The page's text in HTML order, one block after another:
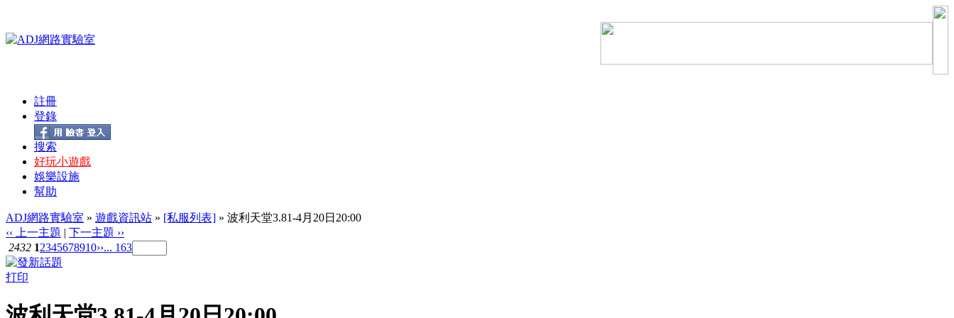
註冊
登錄
搜索
好玩小遊戲
娛樂設施
幫助
ADJ網路實驗室 » 遊戲資訊站 » [私服列表] » 波利天堂3.81-4月20日20:00
‹‹ 上一主題 | 下一主題 ››
2432 12345678910››... 163
打印